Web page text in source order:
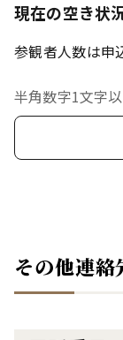
現在の空き状
参観者人数は申
半角数字1文字以
その他連絡